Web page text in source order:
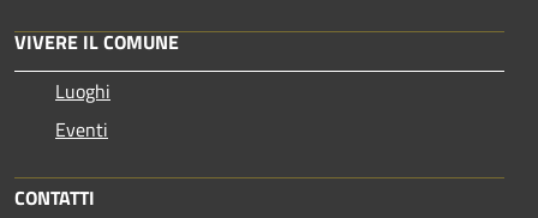
VIVERE IL COMUNE
Luoghi
Eventi
CONTATTI